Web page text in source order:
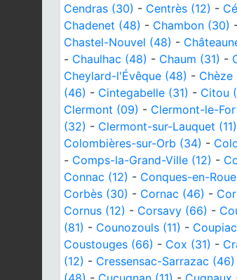
Cendras (30) - Centrès (12) -
Chadenet (48) - Chambon (30)
Chastel-Nouvel (48) -
- Chaulhac (48) - Chaum (31) -
Cheylard-l'Évêque (48) - Chèze
(46) - Cintegabelle (31) - Citou
Clermont (09) - Clermont-le-
(32) - Clermont-sur-Lauquet (11)
Colombières-sur-Orb (34) -
- Comps-la-Grand-Ville (12) -
Connac (12) - Conques-en-
Corbès (30) - Cornac (46) -
Cornus (12) - Corsavy (66) -
(81) - Counozouls (11) -
Coustouges (66) - Cox (31) -
(12) - Cressensac-Sarrazac (46)